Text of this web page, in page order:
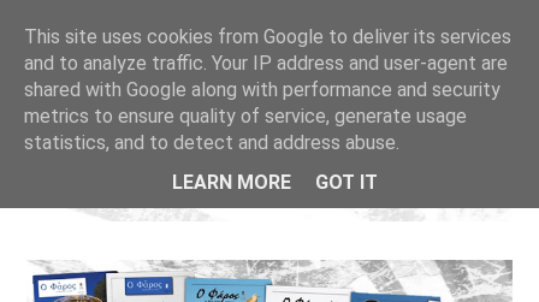
This site uses cookies from Google to deliver its services
and to analyze traffic. Your IP address and user-agent are
shared with Google along with performance and security
metrics to ensure quality of service, generate usage
statistics, and to detect and address abuse.
LEARN MORE
GOT IT